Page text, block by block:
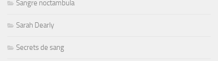
Sangre noctambula
Sarah Dearly
Secrets de sang